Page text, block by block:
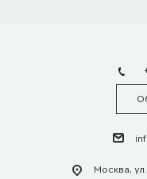
Москва,